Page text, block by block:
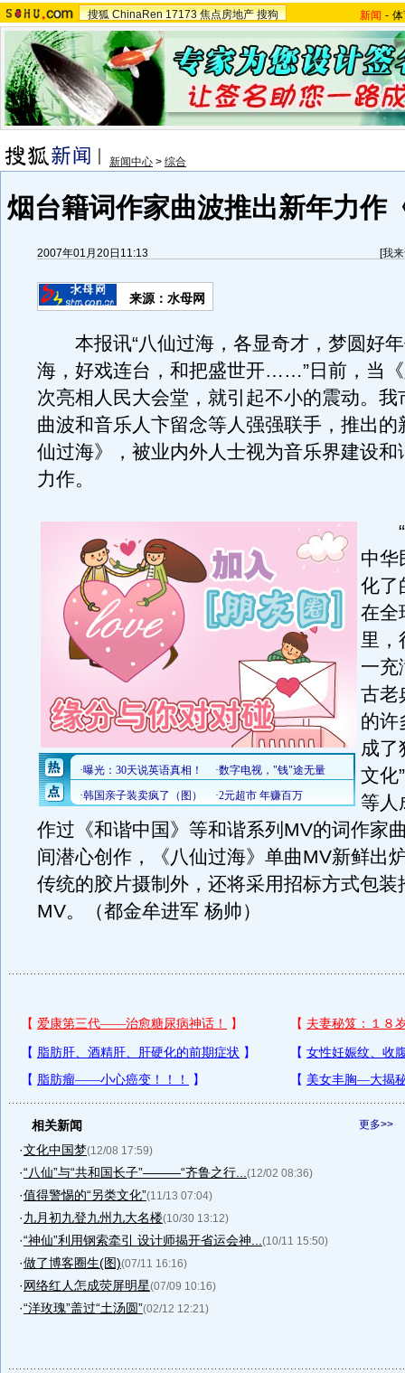
搜狐 ChinaRen 17173 焦点房地产 搜狗 新闻 -
新闻中心 > 综合
烟台籍词作家曲波推出新年力作
2007年01月20日11:13 [我
来源：水母网
本报讯“八仙过海，各显奇才，梦圆好年
海，好戏连台，和把盛世开……”日前，当
次亮相人民大会堂，就引起不小的震动。我
曲波和音乐人卞留念等人强强联手，推出的
仙过海》，被业内外人士视为音乐界建设和
力作。
“
中华
化了
在全
里，
一充
古老
的许
成了
文化
等人
作过《和谐中国》等和谐系列MV的词作家
间潜心创作，《八仙过海》单曲MV新鲜出
传统的胶片摄制外，还将采用招标方式包装
MV。（都金牟进军 杨帅）
更多>>
相关新闻
·文化中国梦(12/08 17:59)
·“八仙”与“共和国长子”———“齐鲁之行... (12/02 08:36)
·值得警惕的“另类文化”(11/13 07:04)
·九月初九登九州九大名楼(10/30 13:12)
·“神仙”利用钢索牵引 设计师揭开省运会神... (10/11 15:50)
·做了博客圈生(图)(07/11 16:16)
·网络红人怎成荧屏明星(07/09 10:16)
·“洋玫瑰”盖过“土汤圆”(02/12 12:21)